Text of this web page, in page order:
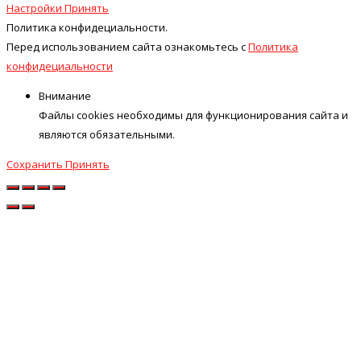
Настройки Принять
Политика конфидециальности.
Перед использованием сайта ознакомьтесь сПолитика
конфидециальности
Внимание
Файлы cookies необходимы для функционирования сайта и
являются обязательными.
Сохранить Принять